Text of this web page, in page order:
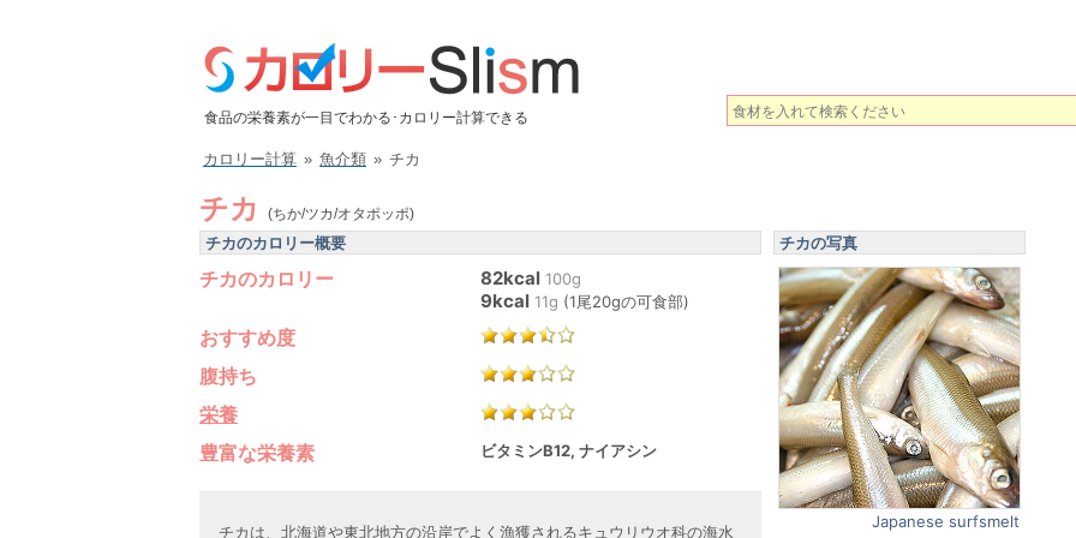
食品の栄養素が一目でわかる･カロリー計算できる
カロリー計算 » 魚介類 » チカ
チカ (ちか/ツカ/オタポッポ)
チカのカロリー概要
チカのカロリー 82kcal 100g
9kcal 11g (1尾20gの可食部)
おすすめ度
腹持ち
栄養
豊富な栄養素
ビタミンB12, ナイアシン
チカは、北海道や東北地方の沿岸でよく漁獲されるキュウリウオ科の海水
チカの写真
Japanese surfsmelt